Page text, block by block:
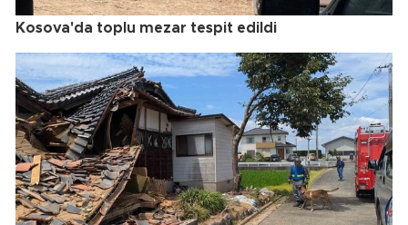
Kosova'da toplu mezar tespit edildi